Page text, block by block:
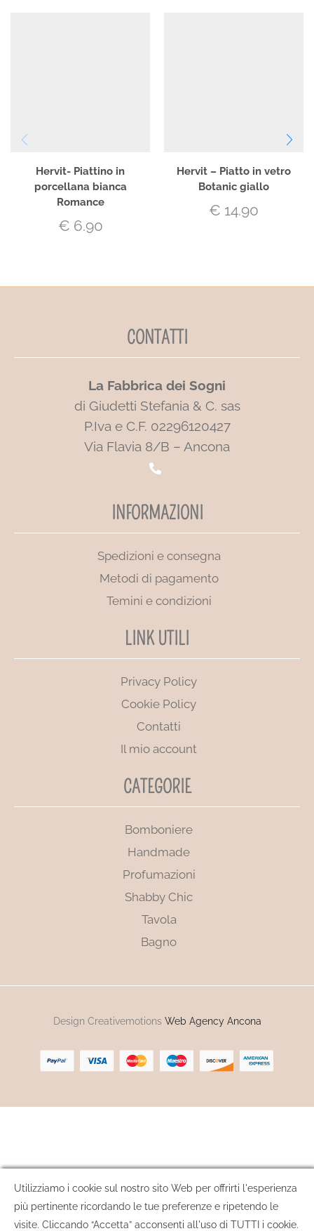
Hervit- Piattino in
porcellana bianca
Romance
€ 6.90
Hervit – Piatto in vetro
Botanic giallo
€ 14.90
CONTATTI
La Fabbrica dei Sogni
di Giudetti Stefania & C. sas
P.Iva e C.F. 02296120427
Via Flavia 8/B – Ancona
INFORMAZIONI
Spedizioni e consegna
Metodi di pagamento
Temini e condizioni
LINK UTILI
Privacy Policy
Cookie Policy
Contatti
Il mio account
CATEGORIE
Bomboniere
Handmade
Profumazioni
Shabby Chic
Tavola
Bagno
Design Creativemotions Web Agency Ancona
Utilizziamo i cookie sul nostro sito Web per offrirti l'esperienza
più pertinente ricordando le tue preferenze e ripetendo le
visite. Cliccando “Accetta” acconsenti all'uso di TUTTI i cookie.